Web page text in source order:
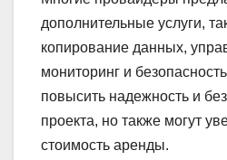
дополнительные услуги,
копирование данных,
мониторинг и
повысить надежность и
проекта, но также могут
стоимость аренды.